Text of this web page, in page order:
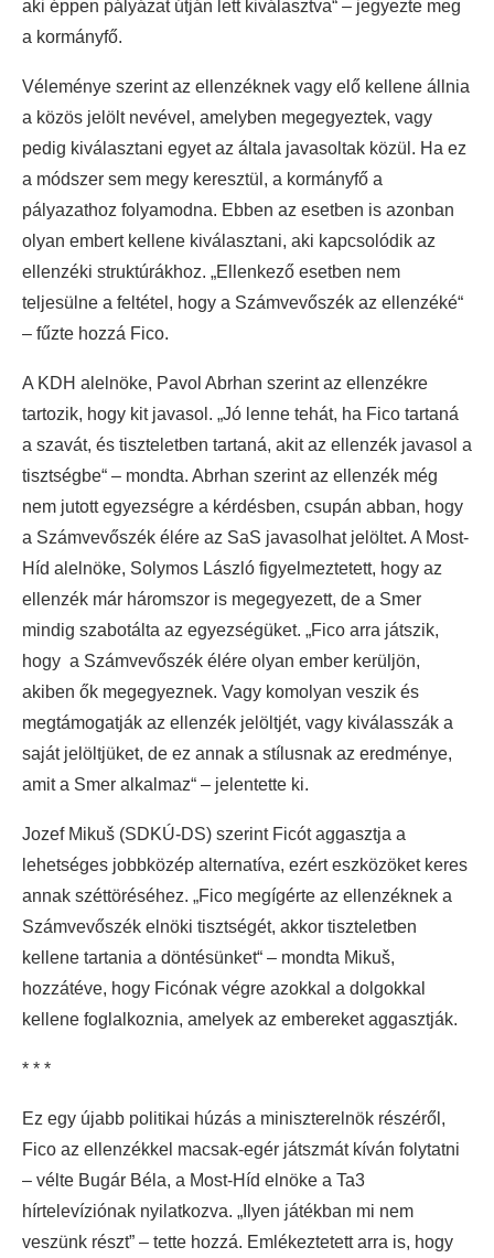
aki éppen pályázat útján lett kiválasztva“ – jegyezte meg
a kormányfő.
Véleménye szerint az ellenzéknek vagy elő kellene állnia
a közös jelölt nevével, amelyben megegyeztek, vagy
pedig kiválasztani egyet az általa javasoltak közül. Ha ez
a módszer sem megy keresztül, a kormányfő a
pályazathoz folyamodna. Ebben az esetben is azonban
olyan embert kellene kiválasztani, aki kapcsolódik az
ellenzéki struktúrákhoz. „Ellenkező esetben nem
teljesülne a feltétel, hogy a Számvevőszék az ellenzéké“
– fűzte hozzá Fico.
A KDH alelnöke, Pavol Abrhan szerint az ellenzékre
tartozik, hogy kit javasol. „Jó lenne tehát, ha Fico tartaná
a szavát, és tiszteletben tartaná, akit az ellenzék javasol a
tisztségbe“ – mondta. Abrhan szerint az ellenzék még
nem jutott egyezségre a kérdésben, csupán abban, hogy
a Számvevőszék élére az SaS javasolhat jelöltet. A Most-
Híd alelnöke, Solymos László figyelmeztetett, hogy az
ellenzék már háromszor is megegyezett, de a Smer
mindig szabotálta az egyezségüket. „Fico arra játszik,
hogy a Számvevőszék élére olyan ember kerüljön,
akiben ők megegyeznek. Vagy komolyan veszik és
megtámogatják az ellenzék jelöltjét, vagy kiválasszák a
saját jelöltjüket, de ez annak a stílusnak az eredménye,
amit a Smer alkalmaz“ – jelentette ki.
Jozef Mikuš (SDKÚ-DS) szerint Ficót aggasztja a
lehetséges jobbközép alternatíva, ezért eszközöket keres
annak széttöréséhez. „Fico megígérte az ellenzéknek a
Számvevőszék elnöki tisztségét, akkor tiszteletben
kellene tartania a döntésünket“ – mondta Mikuš,
hozzátéve, hogy Ficónak végre azokkal a dolgokkal
kellene foglalkoznia, amelyek az embereket aggasztják.
* * *
Ez egy újabb politikai húzás a miniszterelnök részéről,
Fico az ellenzékkel macsak-egér játszmát kíván folytatni
– vélte Bugár Béla, a Most-Híd elnöke a Ta3
hírtelevíziónak nyilatkozva. „Ilyen játékban mi nem
veszünk részt” – tette hozzá. Emlékeztetett arra is, hogy